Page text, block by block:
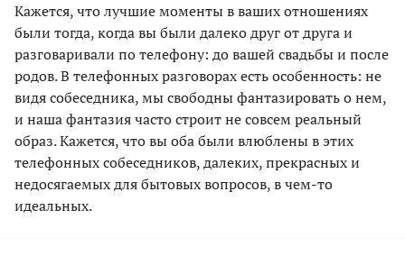
Кажется, что лучшие моменты в ваших отношениях
были тогда, когда вы были далеко друг от друга и
разговаривали по телефону: до вашей свадьбы и после
родов. В телефонных разговорах есть особенность: не
видя собеседника, мы свободны фантазировать о нем,
и наша фантазия часто строит не совсем реальный
образ. Кажется, что вы оба были влюблены в этих
телефонных собеседников, далеких, прекрасных и
недосягаемых для бытовых вопросов, в чем-то
идеальных.